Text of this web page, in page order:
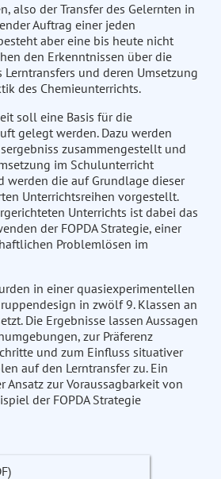
also der Transfer des Gelernten in
Auftrag einer jeden
aber eine bis heute nicht
den Erkenntnissen über die
Lerntransfers und deren Umsetzung
des Chemieunterrichts.
soll eine Basis für die
gelegt werden. Dazu werden
zusammengestellt und
im Schulunterricht
werden die auf Grundlage dieser
Unterrichtsreihen vorgestellt.
Unterrichts ist dabei das
der FOPDA Strategie, einer
Problemlösen im
in einer quasiexperimentellen
in zwölf 9. Klassen an
Die Ergebnisse lassen Aussagen
zur Präferenz
und zum Einfluss situativer
auf den Lerntransfer zu. Ein
Ansatz zur Voraussagbarkeit von
der FOPDA Strategie